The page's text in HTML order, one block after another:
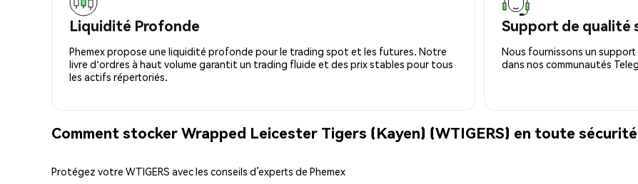
Liquidité Profonde
Phemex propose une liquidité profonde pour le trading spot et les futures. Notre
livre d'ordres à haut volume garantit un trading fluide et des prix stables pour tous
les actifs répertoriés.
Support de qualité
Nous fournissons un
dans nos communautés
Comment stocker Wrapped Leicester Tigers (Kayen) (WTIGERS) en toute sécurité
Protégez votre WTIGERS avec les conseils d’experts de Phemex